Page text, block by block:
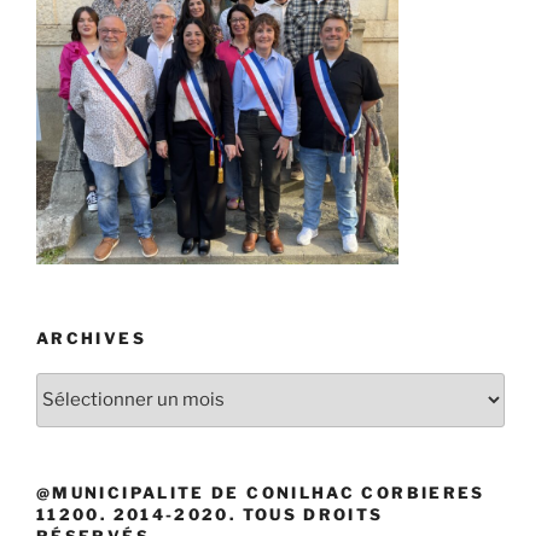
ARCHIVES
Archives
@MUNICIPALITE DE CONILHAC CORBIERES
11200. 2014-2020. TOUS DROITS